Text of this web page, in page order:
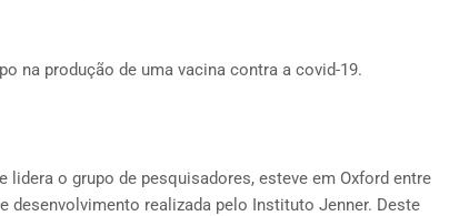
na produção de uma vacina contra a covid-19.
lidera o grupo de pesquisadores, esteve em Oxford entre
desenvolvimento realizada pelo Instituto Jenner. Deste